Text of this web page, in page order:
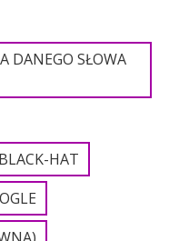
DANEGO SŁOWA
HAT